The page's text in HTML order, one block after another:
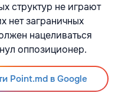
структур не играют
нет заграничных
нацеливаться
оппозиционер.
Point.md в Google